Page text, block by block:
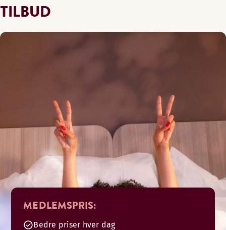
TILBUD
MEDLEMSPRIS:
Bedre priser hver dag